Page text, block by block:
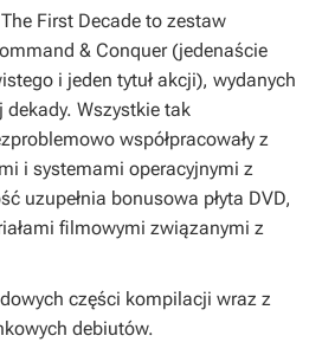
First Decade to zestaw
& Conquer(jedenaście
i jeden tytuł akcji), wydanych
Wszystkie tak
współpracowały z
i systemami operacyjnymi z
uzupełnia bonusowa płyta DVD,
filmowymi związanymi z
części kompilacji wraz z
debiutów.